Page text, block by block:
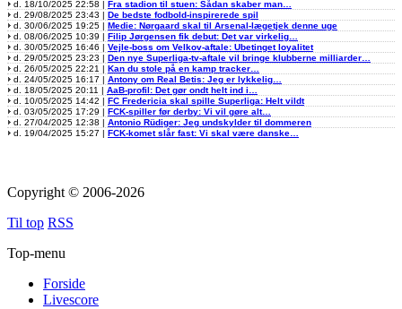
d. 18/10/2025 22:58 | Fra stadion til stuen: Sådan skaber man…
d. 29/08/2025 23:43 | De bedste fodbold-inspirerede spil
d. 30/06/2025 19:25 | Medie: Nørgaard skal til Arsenal-lægetjek denne uge
d. 08/06/2025 10:39 | Filip Jørgensen fik debut: Det var virkelig…
d. 30/05/2025 16:46 | Vejle-boss om Velkov-aftale: Ubetinget loyalitet
d. 29/05/2025 23:23 | Den nye Superliga-tv-aftale vil bringe klubberne milliarder…
d. 26/05/2025 22:21 | Kan du stole på en kamp tracker…
d. 24/05/2025 16:17 | Antony om Real Betis: Jeg er lykkelig…
d. 18/05/2025 20:11 | AaB-profil: Det gør ondt helt ind i…
d. 10/05/2025 14:42 | FC Fredericia skal spille Superliga: Helt vildt
d. 03/05/2025 17:29 | FCK-spiller før derby: Vi vil gøre alt…
d. 27/04/2025 12:38 | Antonio Rüdiger: Jeg undskylder til dommeren
d. 19/04/2025 15:27 | FCK-komet slår fast: Vi skal være danske…
Copyright © 2006-2026
Til top RSS
Top-menu
Forside
Livescore